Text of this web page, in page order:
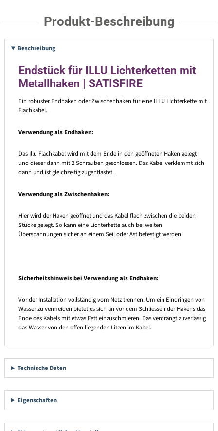
Produkt-Beschreibung
Beschreibung
Endstück für ILLU Lichterketten mit
Metallhaken | SATISFIRE
Ein robuster Endhaken oder Zwischenhaken für eine ILLU Lichterkette mit
Flachkabel.
Verwendung als Endhaken:
Das Illu Flachkabel wird mit dem Ende in den geöffneten Haken gelegt
und dieser dann mit 2 Schrauben geschlossen. Das Kabel verklemmt sich
dann und ist gleichzeitig zugentlastet.
Verwendung als Zwischenhaken:
Hier wird der Haken geöffnet und das Kabel flach zwischen die beiden
Stücke gelegt. So kann eine Lichterkette auch bei weiten
Überspannungen sicher an einem Seil oder Ast befestigt werden.
Sicherheitshinweis bei Verwendung als Endhaken:
Vor der Installation vollständig vom Netz trennen. Um ein Eindringen von
Wasser zu vermeiden bietet es sich an vor dem Schliessen der Hakens das
Ende des Kabels mit etwas Fett einzuschmieren. Das verdrängt zuverlässig
das Wasser von den offen liegenden Litzen im Kabel.
Technische Daten
Eigenschaften